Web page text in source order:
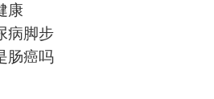
康
病脚步
肠癌吗